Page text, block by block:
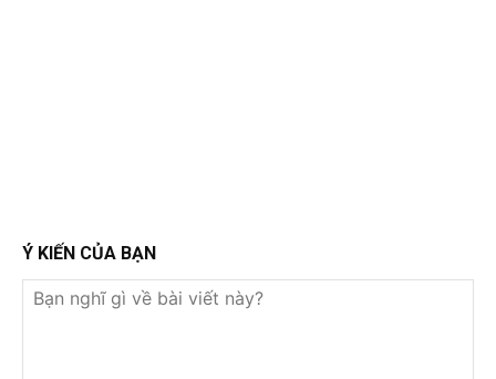
Ý KIẾN CỦA BẠN